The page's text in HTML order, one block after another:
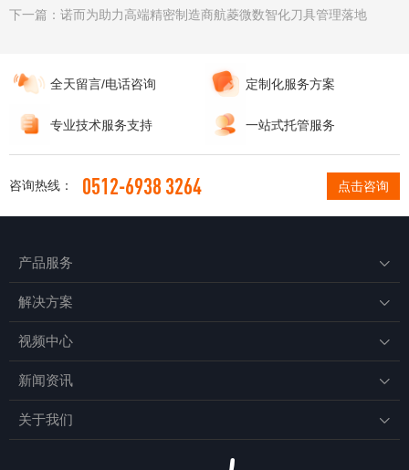
下一篇： 诺而为助力高端精密制造商航菱微数智化刀具管理落地
全天留言/电话咨询 定制化服务方案
专业技术服务支持 一站式托管服务
咨询热线： 0512-6938 3264 点击咨询
产品服务 
解决方案 
视频中心 
新闻资讯 
关于我们 